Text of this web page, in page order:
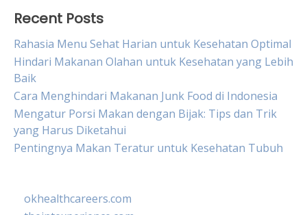
Recent Posts
Rahasia Menu Sehat Harian untuk Kesehatan Optimal
Hindari Makanan Olahan untuk Kesehatan yang Lebih
Baik
Cara Menghindari Makanan Junk Food di Indonesia
Mengatur Porsi Makan dengan Bijak: Tips dan Trik
yang Harus Diketahui
Pentingnya Makan Teratur untuk Kesehatan Tubuh
okhealthcareers.com